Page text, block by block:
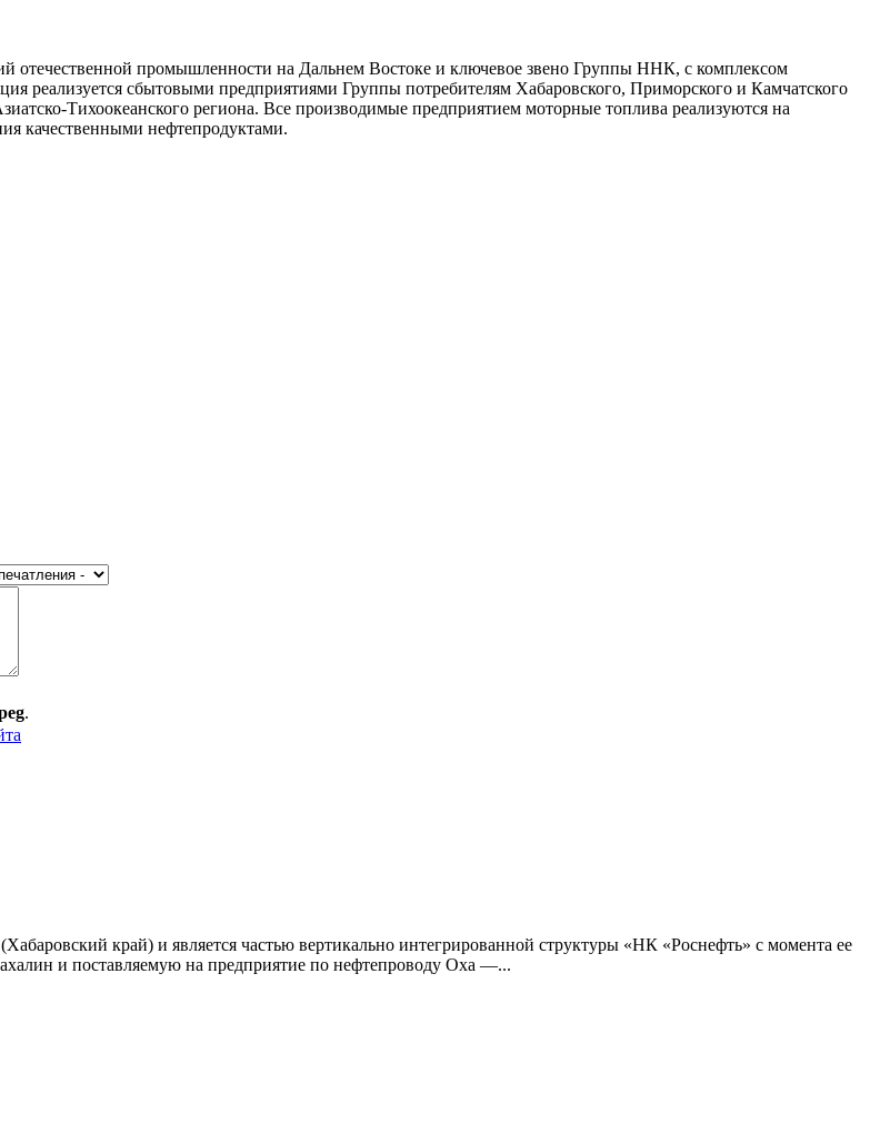
отечественной промышленности на Дальнем Востоке и ключевое звено Группы ННК, с комплексом
реализуется сбытовыми предприятиями Группы потребителям Хабаровского, Приморского и Камчатского
Тихоокеанского региона. Все производимые предприятием моторные топлива реализуются на
качественными нефтепродуктами.
.
край) и является частью вертикально интегрированной структуры «НК «Роснефть» с момента ее
и поставляемую на предприятие по нефтепроводу Оха —...